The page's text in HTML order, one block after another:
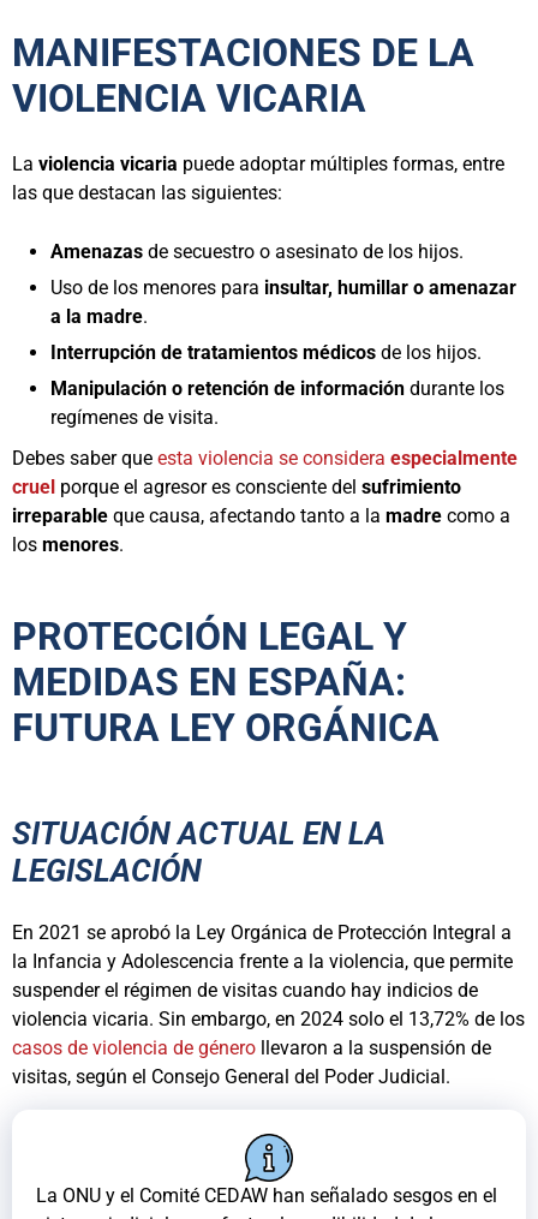
MANIFESTACIONES DE LA
VIOLENCIA VICARIA
La violencia vicaria puede adoptar múltiples formas, entre
las que destacan las siguientes:
Amenazas de secuestro o asesinato de los hijos.
Uso de los menores para insultar, humillar o amenazar
a la madre.
Interrupción de tratamientos médicos de los hijos.
Manipulación o retención de información durante los
regímenes de visita.
Debes saber que esta violencia se considera especialmente
cruel porque el agresor es consciente del sufrimiento
irreparable que causa, afectando tanto a la madre como a
los menores.
PROTECCIÓN LEGAL Y
MEDIDAS EN ESPAÑA:
FUTURA LEY ORGÁNICA
SITUACIÓN ACTUAL EN LA
LEGISLACIÓN
En 2021 se aprobó la Ley Orgánica de Protección Integral a
la Infancia y Adolescencia frente a la violencia, que permite
suspender el régimen de visitas cuando hay indicios de
violencia vicaria. Sin embargo, en 2024 solo el 13,72% de los
casos de violencia de género llevaron a la suspensión de
visitas, según el Consejo General del Poder Judicial.
La ONU y el Comité CEDAW han señalado sesgos en el